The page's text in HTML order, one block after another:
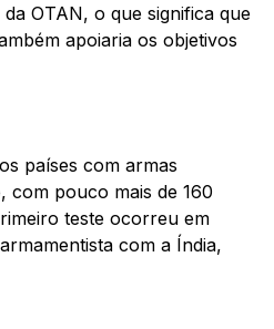
OTAN, o que significa que
apoiaria os objetivos
países com armas
com pouco mais de 160
teste ocorreu em
com a Índia,